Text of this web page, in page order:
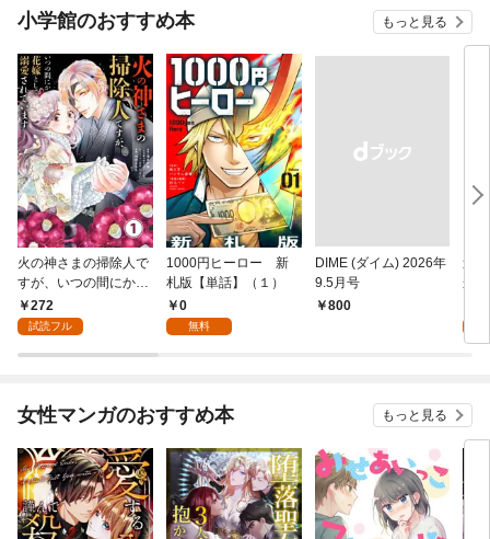
小学館のおすすめ本 もっと見る
火の神さまの掃除人で
すが、いつの間にか花
嫁として溺愛されてい
ます【単話】（１）
272
試読フル
1000円ヒーロー 新
札版【単話】（１）
0
無料
DIME (ダイム) 2026年
9.5月号
￥800
追
か
れ
（
女性マンガのおすすめ本 もっと見る